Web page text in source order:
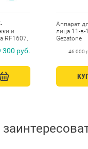
и
RF1607,
300 руб.
Аппарат
лица 11-в-
Gezatone
46 000